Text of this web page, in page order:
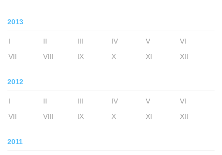
2013
I II III IV V
VI
VII
VIII IX X XI XII
2012
I II III IV V
VI
VII
VIII IX X XI XII
2011